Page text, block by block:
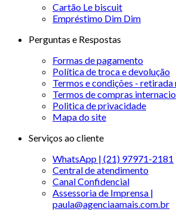
Cartão Le biscuit
Empréstimo Dim Dim
Perguntas e Respostas
Formas de pagamento
Política de troca e devolução
Termos e condições - retirada
Termos de compras
Politica de privacidade
Mapa do site
Serviços ao cliente
WhatsApp | (21) 97971-2181
Central de atendimento
Canal Confidencial
Assessoria de Imprensa |
paula@agenciaamais.com.br